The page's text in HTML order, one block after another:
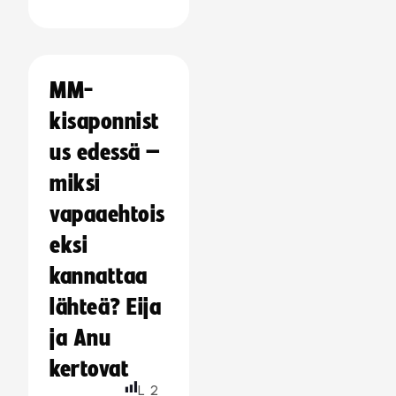
MM-
kisaponnist
us edessä –
miksi
vapaaehtois
eksi
kannattaa
lähteä? Eija
ja Anu
kertovat
L 2